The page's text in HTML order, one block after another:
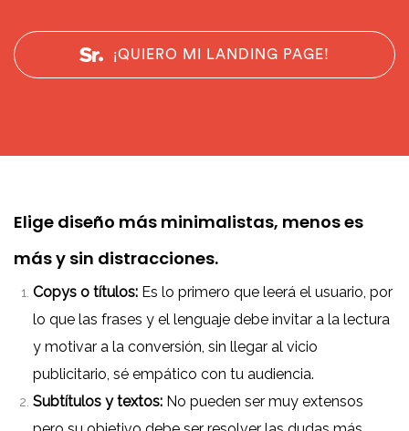
¡QUIERO MI LANDING PAGE!
Elige diseño más minimalistas, menos es
más y sin distracciones.
Copys o títulos: Es lo primero que leerá el usuario, por
lo que las frases y el lenguaje debe invitar a la lectura
y motivar a la conversión, sin llegar al vicio
publicitario, sé empático con tu audiencia.
Subtítulos y textos: No pueden ser muy extensos